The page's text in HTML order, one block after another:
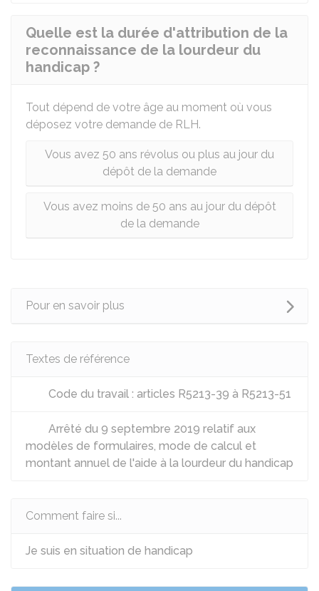
Quelle est la durée d'attribution de la
reconnaissance de la lourdeur du
handicap ?
Tout dépend de votre âge au moment où vous
déposez votre demande de RLH.
Vous avez 50 ans révolus ou plus au jour du
dépôt de la demande
Vous avez moins de 50 ans au jour du dépôt
de la demande
Pour en savoir plus
Textes de référence
Code du travail : articles R5213-39 à R5213-51
Arrêté du 9 septembre 2019 relatif aux
modèles de formulaires, mode de calcul et
montant annuel de l'aide à la lourdeur du handicap
Comment faire si...
Je suis en situation de handicap